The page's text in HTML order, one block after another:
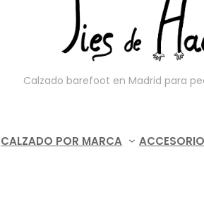
Calzado barefoot en Madrid para
CALZADO POR MARCA